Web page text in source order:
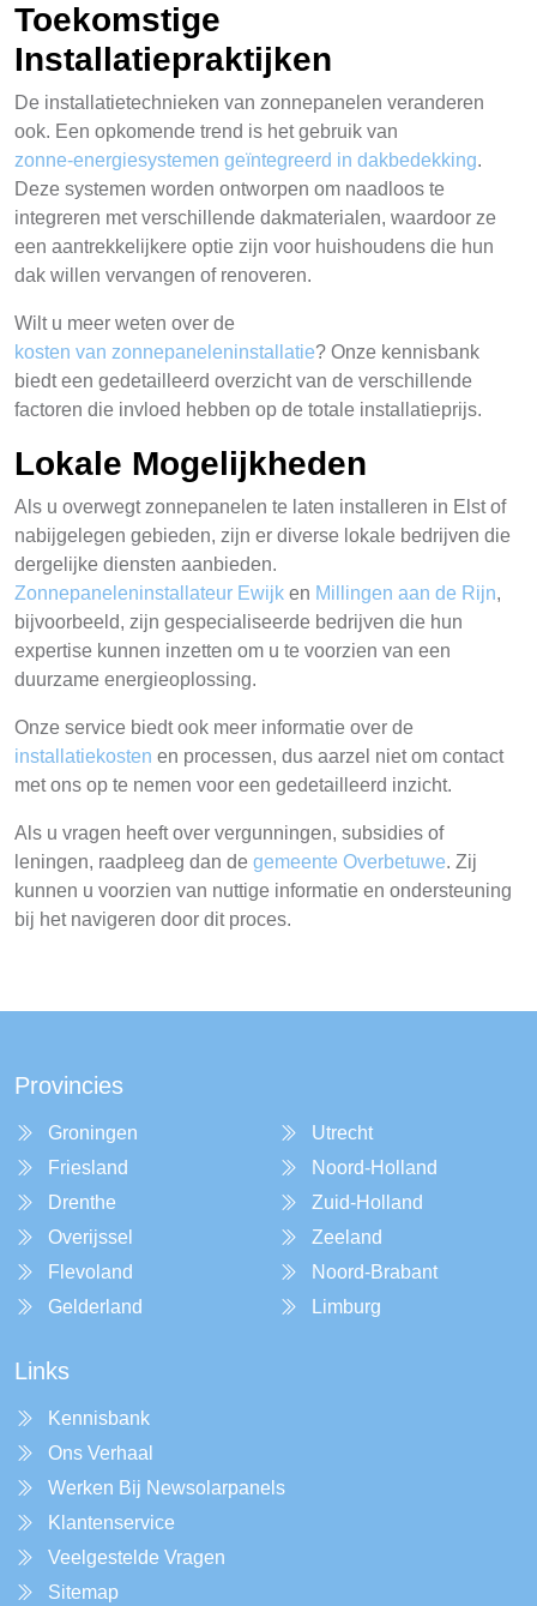
Toekomstige
Installatiepraktijken
De installatietechnieken van zonnepanelen veranderen
ook. Een opkomende trend is het gebruik van
zonne-energiesystemen geïntegreerd in dakbedekking.
Deze systemen worden ontworpen om naadloos te
integreren met verschillende dakmaterialen, waardoor ze
een aantrekkelijkere optie zijn voor huishoudens die hun
dak willen vervangen of renoveren.
Wilt u meer weten over de
kosten van zonnepaneleninstallatie? Onze kennisbank
biedt een gedetailleerd overzicht van de verschillende
factoren die invloed hebben op de totale installatieprijs.
Lokale Mogelijkheden
Als u overwegt zonnepanelen te laten installeren in Elst of
nabijgelegen gebieden, zijn er diverse lokale bedrijven die
dergelijke diensten aanbieden.
Zonnepaneleninstallateur Ewijk en Millingen aan de Rijn,
bijvoorbeeld, zijn gespecialiseerde bedrijven die hun
expertise kunnen inzetten om u te voorzien van een
duurzame energieoplossing.
Onze service biedt ook meer informatie over de
installatiekosten en processen, dus aarzel niet om contact
met ons op te nemen voor een gedetailleerd inzicht.
Als u vragen heeft over vergunningen, subsidies of
leningen, raadpleeg dan de gemeente Overbetuwe. Zij
kunnen u voorzien van nuttige informatie en ondersteuning
bij het navigeren door dit proces.
Provincies
Groningen
Friesland
Drenthe
Overijssel
Flevoland
Gelderland
Utrecht
Noord-Holland
Zuid-Holland
Zeeland
Noord-Brabant
Limburg
Links
Kennisbank
Ons Verhaal
Werken Bij Newsolarpanels
Klantenservice
Veelgestelde Vragen
Sitemap